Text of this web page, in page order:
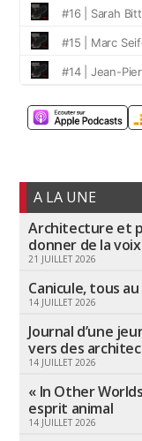
A LA UNE
Architecture et
donner de la voix
21 JUILLET 2026
Canicule, tous
14 JUILLET 2026
Journal d’une
vers des
14 JUILLET 2026
« In Other
esprit animal
14 JUILLET 2026